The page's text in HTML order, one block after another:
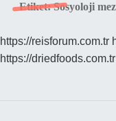
Hakkımızda
Etiket:Sosyoloji
https://reisforum.com.tr
https://driedfoods.com.tr